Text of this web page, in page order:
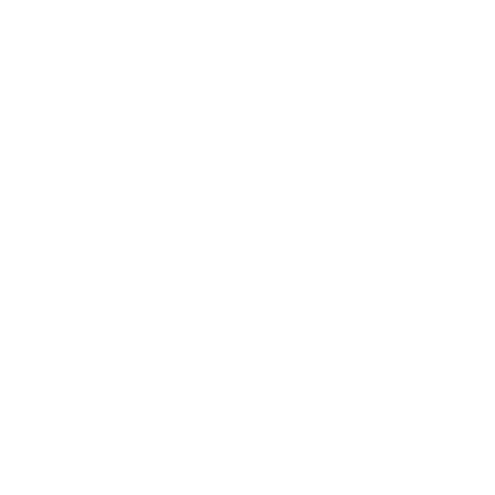
vousky pomáhají
kočka vejde do
→